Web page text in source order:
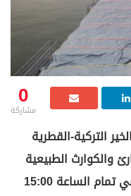
0
مشاركة
التركية-القطرية
والكوارث الطبيعية
التركية ميناء مرسين، اليوم الاثنين، في تمام الساعة 15:00